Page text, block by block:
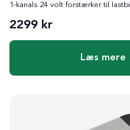
1-kanals 24 volt forstærker til lastbil
2299 kr
Læs mere